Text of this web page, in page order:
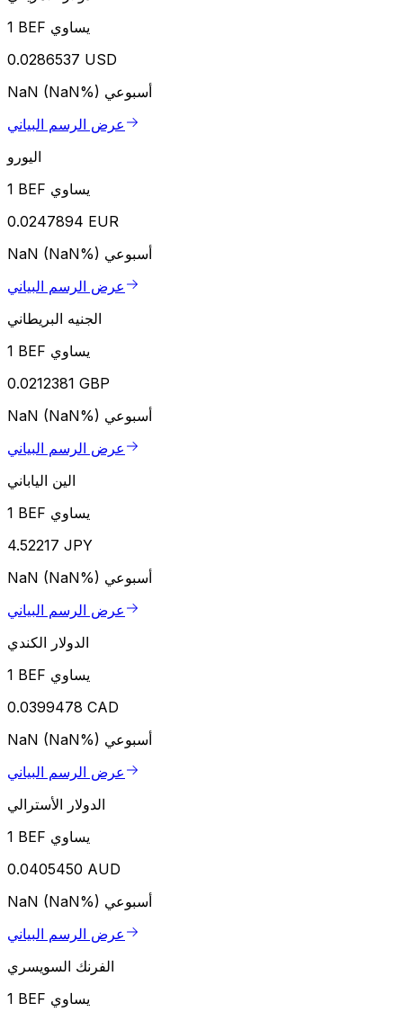
1 BEF يساوي
0.0286537 USD
NaN (NaN%) أسبوعي
عرض الرسم البياني
اليورو
1 BEF يساوي
0.0247894 EUR
NaN (NaN%) أسبوعي
عرض الرسم البياني
الجنيه البريطاني
1 BEF يساوي
0.0212381 GBP
NaN (NaN%) أسبوعي
عرض الرسم البياني
الين الياباني
1 BEF يساوي
4.52217 JPY
NaN (NaN%) أسبوعي
عرض الرسم البياني
الدولار الكندي
1 BEF يساوي
0.0399478 CAD
NaN (NaN%) أسبوعي
عرض الرسم البياني
الدولار الأسترالي
1 BEF يساوي
0.0405450 AUD
NaN (NaN%) أسبوعي
عرض الرسم البياني
الفرنك السويسري
1 BEF يساوي